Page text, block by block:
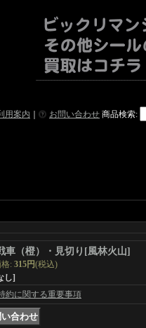
用案内 お問い合わせ 商品検索:
車（橙）・見切り [風林火山]
: 315円(税込)
し]
約に関する重要事項